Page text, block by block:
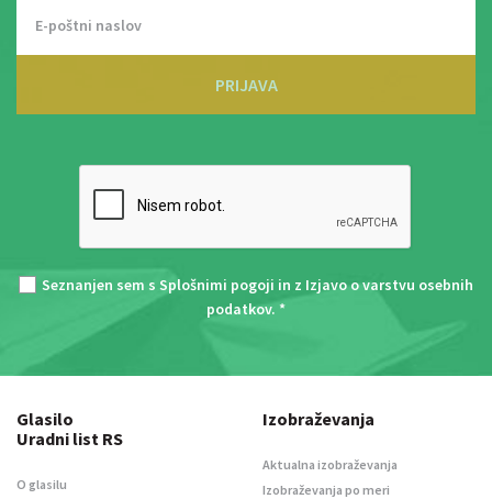
PRIJAVA
Seznanjen sem s Splošnimi pogoji in z Izjavo o varstvu osebnih
podatkov. *
Glasilo
Uradni list RS
O glasilu
Izobraževanja
Aktualna izobraževanja
Izobraževanja po meri